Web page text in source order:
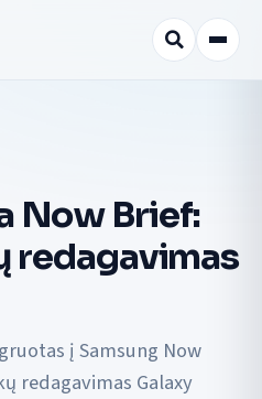
Now Brief:
redagavimas
į Samsung Now
redagavimas Galaxy